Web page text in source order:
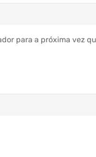
para a próxima vez